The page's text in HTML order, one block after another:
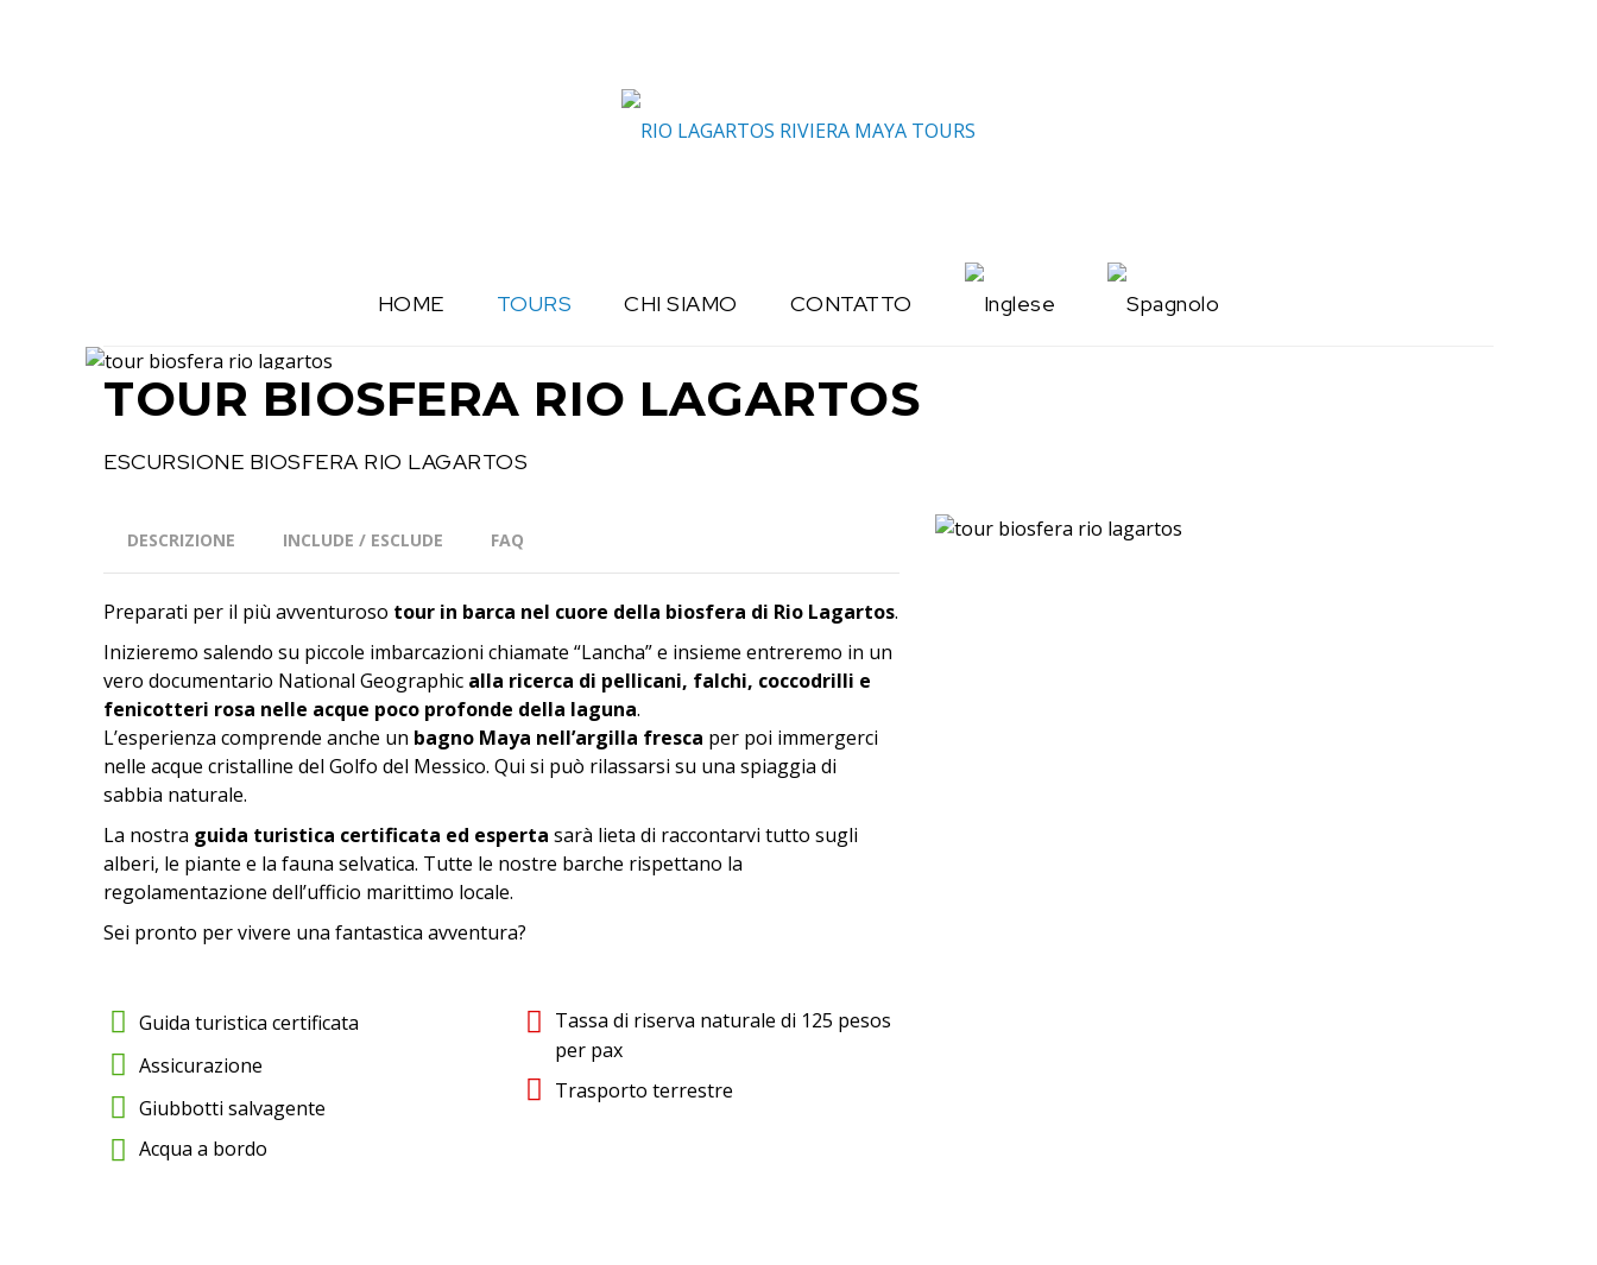
HOME TOURS CHI SIAMO CONTATTO
TOUR BIOSFERA RIO LAGARTOS
ESCURSIONE BIOSFERA RIO LAGARTOS
DESCRIZIONE INCLUDE / ESCLUDE FAQ
Preparati per il più avventuroso tour in barca nel cuore della biosfera di Rio Lagartos.
Inizieremo salendo su piccole imbarcazioni chiamate “Lancha” e insieme entreremo in un
vero documentario National Geographic alla ricerca di pellicani, falchi, coccodrilli e
fenicotteri rosa nelle acque poco profonde della laguna.
L’esperienza comprende anche un bagno Maya nell’argilla fresca per poi immergerci
nelle acque cristalline del Golfo del Messico. Qui si può rilassarsi su una spiaggia di
sabbia naturale.
La nostra guida turistica certificata ed esperta sarà lieta di raccontarvi tutto sugli
alberi, le piante e la fauna selvatica. Tutte le nostre barche rispettano la
regolamentazione dell’ufficio marittimo locale.
Sei pronto per vivere una fantastica avventura?
Guida turistica certificata
Assicurazione
Giubbotti salvagente
Acqua a bordo
Tassa di riserva naturale di 125 pesos
per pax
Trasporto terrestre